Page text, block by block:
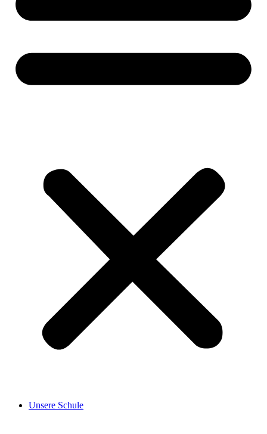
Unsere Schule